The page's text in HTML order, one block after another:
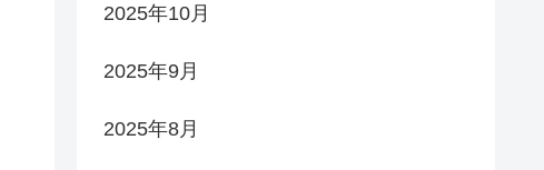
2025年10月
2025年9月
2025年8月